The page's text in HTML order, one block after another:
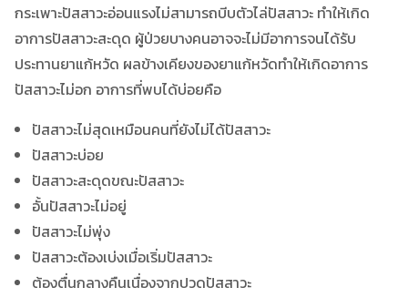
กระเพาะปัสสาวะอ่อนแรงไม่สามารถบีบตัวไล่ปัสสาวะ ทำให้เกิด
อาการปัสสาวะสะดุด ผู้ป่วยบางคนอาจจะไม่มีอาการจนได้รับ
ประทานยาแก้หวัด ผลข้างเคียงของยาแก้หวัดทำให้เกิดอาการ
ปัสสาวะไม่อก อาการที่พบได้บ่อยคือ
ปัสสาวะไม่สุดเหมือนคนที่ยังไม่ได้ปัสสาวะ
ปัสสาวะบ่อย
ปัสสาวะสะดุดขณะปัสสาวะ
อั้นปัสสาวะไม่อยู่
ปัสสาวะไม่พุ่ง
ปัสสาวะต้องเบ่งเมื่อเริ่มปัสสาวะ
ต้องตื่นกลางคืนเนื่องจากปวดปัสสาวะ